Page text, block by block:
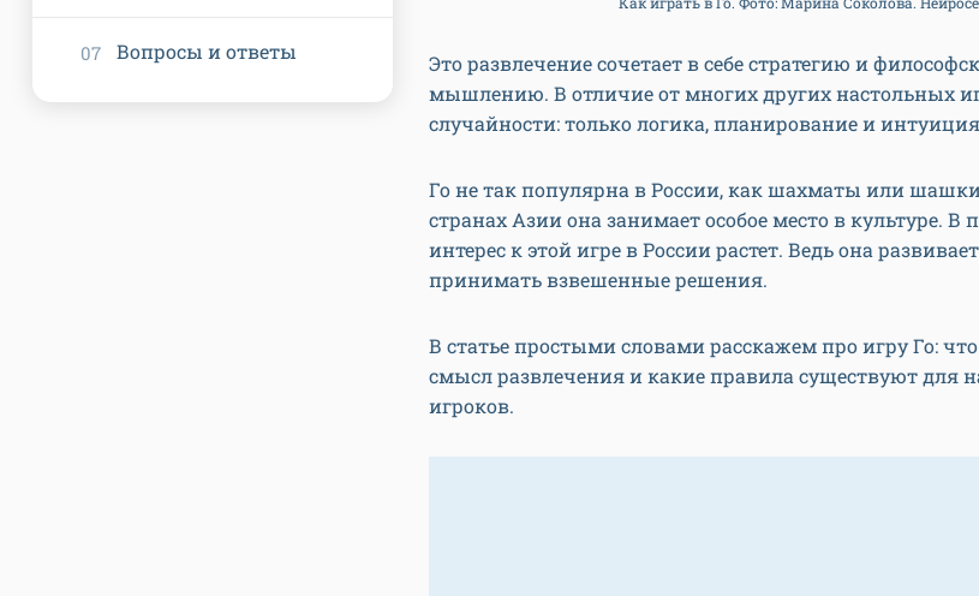
Это развлечение сочетает в себе стратегию и
мышлению. В отличие от многих других настольных
случайности: только логика, планирование и
Го не так популярна в России, как шахматы или
странах Азии она занимает особое место в культуре. В
интерес к этой игре в России растет. Ведь она
принимать взвешенные решения.
В статье простыми словами расскажем про игру Го: что
смысл развлечения и какие правила существуют для
игроков.
Вопросы и ответы